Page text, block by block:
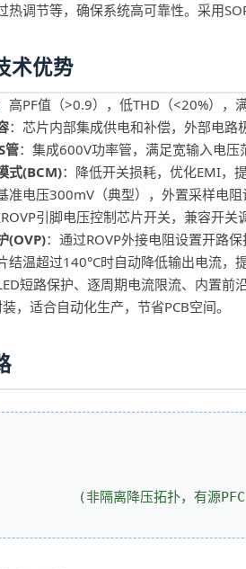
热调节等，确保系统高可靠性。采用
术优势
高PF值（>0.9），低THD（<20%），
：芯片内部集成供电和补偿，外部电路
管：集成600V功率管，满足宽输入电
式(BCM)：降低开关损耗，优化EMI，
准电压300mV（典型），外置采样电阻
引脚电压控制芯片开关，兼容开
(OVP)：通过ROVP外接电阻设置开路
结温超过140°C时自动降低输出电流，
短路保护、逐周期电流限流、内置前
，适合自动化生产，节省PCB空间。
(非隔离降压拓扑，有源